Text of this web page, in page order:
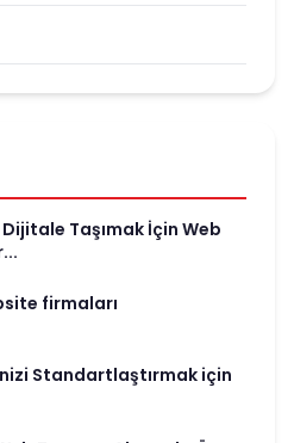
Taşımak İçin Web
firmaları
Standartlaştırmak için